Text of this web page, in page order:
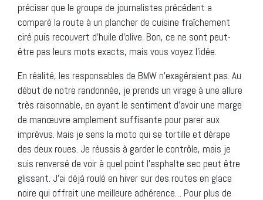
préciser que le groupe de journalistes précédent a
comparé la route à un plancher de cuisine fraîchement
ciré puis recouvert d’huile d’olive. Bon, ce ne sont peut-
être pas leurs mots exacts, mais vous voyez l’idée.
En réalité, les responsables de BMW n’exagéraient pas. Au
début de notre randonnée, je prends un virage à une allure
très raisonnable, en ayant le sentiment d’avoir une marge
de manœuvre amplement suffisante pour parer aux
imprévus. Mais je sens la moto qui se tortille et dérape
des deux roues. Je réussis à garder le contrôle, mais je
suis renversé de voir à quel point l’asphalte sec peut être
glissant. J’ai déjà roulé en hiver sur des routes en glace
noire qui offrait une meilleure adhérence… Pour plus de